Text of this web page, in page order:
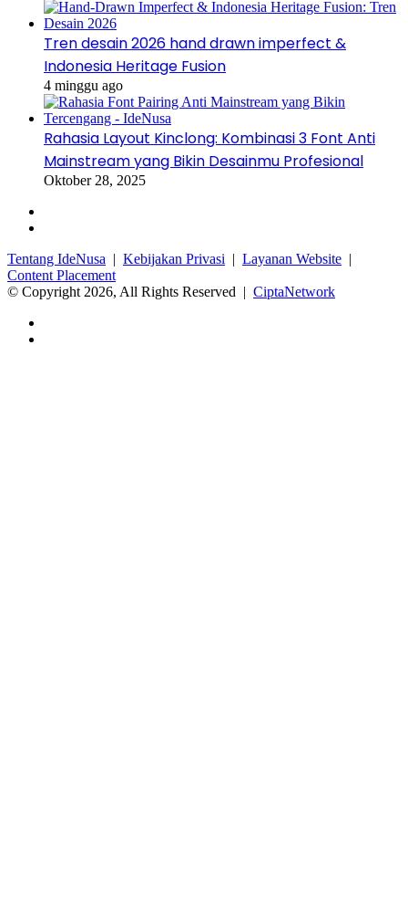
Tren desain 2026 hand drawn imperfect &
Indonesia Heritage Fusion
4 minggu ago
Rahasia Layout Kinclong: Kombinasi 3 Font Anti
Mainstream yang Bikin Desainmu Profesional
Oktober 28, 2025
Tentang IdeNusa | Kebijakan Privasi | Layanan Website |
Content Placement
© Copyright 2026, All Rights Reserved | CiptaNetwork